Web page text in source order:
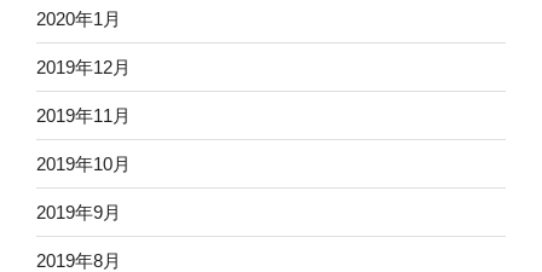
2020年1月
2019年12月
2019年11月
2019年10月
2019年9月
2019年8月